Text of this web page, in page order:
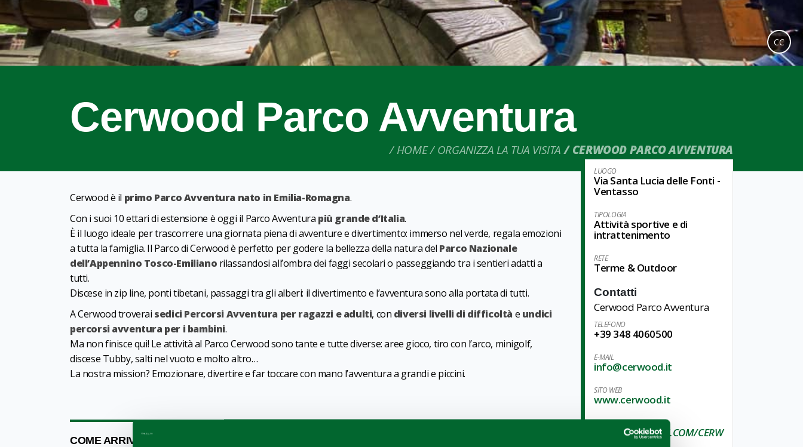
Cerwood Parco Avventura
HOME ORGANIZZA LA TUA VISITA CERWOOD PARCO AVVENTURA
CC
LUOGO
Via Santa Lucia delle Fonti -
Ventasso
TIPOLOGIA
Attività sportive e di
intrattenimento
RETE
Terme & Outdoor
Contatti
Cerwood Parco Avventura
TELEFONO
+39 348 4060500
E-MAIL
info@cerwood.it
SITO WEB
www.cerwood.it
FACEBOOK
WWW.FACEBOOK.COM/CERW
Cerwood è il primo Parco Avventura nato in Emilia-Romagna.
Con i suoi 10 ettari di estensione è oggi il Parco Avventura più grande d’Italia.
È il luogo ideale per trascorrere una giornata piena di avventure e divertimento: immerso nel verde, regala emozioni
a tutta la famiglia. Il Parco di Cerwood è perfetto per godere la bellezza della natura del Parco Nazionale
dell’Appennino Tosco-Emiliano rilassandosi all’ombra dei faggi secolari o passeggiando tra i sentieri adatti a
tutti.
Discese in zip line, ponti tibetani, passaggi tra gli alberi: il divertimento e l’avventura sono alla portata di tutti.
A Cerwood troverai sedici Percorsi Avventura per ragazzi e adulti, con diversi livelli di difficoltà e undici
percorsi avventura per i bambini.
Ma non finisce qui! Le attività al Parco Cerwood sono tante e tutte diverse: aree gioco, tiro con l’arco, minigolf,
discese Tubby, salti nel vuoto e molto altro…
La nostra mission? Emozionare, divertire e far toccare con mano l’avventura a grandi e piccini.
COME ARRIVARE